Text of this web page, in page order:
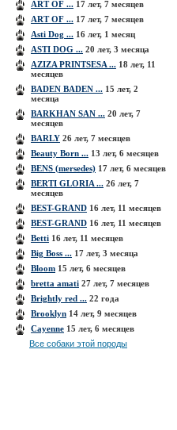
ART OF ... 17 лет, 7 месяцев
ART OF ... 17 лет, 7 месяцев
Asti Dog ... 16 лет, 1 месяц
ASTI DOG ... 20 лет, 3 месяца
AZIZA PRINТSESA ... 18 лет, 11
месяцев
BADEN BADEN ... 15 лет, 2
месяца
BARKHAN SAN ... 20 лет, 7
месяцев
BARLY 26 лет, 7 месяцев
Beauty Born ... 13 лет, 6 месяцев
BENS (mersedes) 17 лет, 6 месяцев
BERTI GLORIA ... 26 лет, 7
месяцев
BEST-GRAND 16 лет, 11 месяцев
BEST-GRAND 16 лет, 11 месяцев
Betti 16 лет, 11 месяцев
Big Boss ... 17 лет, 3 месяца
Bloom 15 лет, 6 месяцев
bretta amati 27 лет, 7 месяцев
Brightly red ... 22 года
Brooklyn 14 лет, 9 месяцев
Cayenne 15 лет, 6 месяцев
Все собаки этой породы